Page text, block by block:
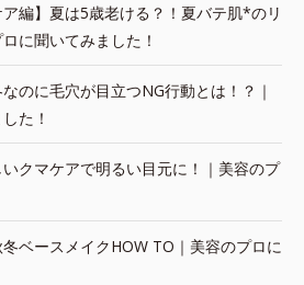
ア編】夏は5歳老ける？！夏バテ肌*のリ
に聞いてみました！
のに毛穴が目立つNG行動とは！？｜
た！
いクマケアで明るい目元に！｜美容のプ
ベースメイクHOW TO｜美容のプロに